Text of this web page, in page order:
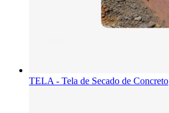
TELA - Tela de Secado de Concreto